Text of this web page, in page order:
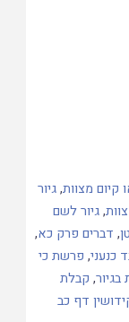
קיום מצוות,גיור
,גיור לשם
, דברים פרק כא,
כנעני, פרשת כי
, קבלת
דף כב